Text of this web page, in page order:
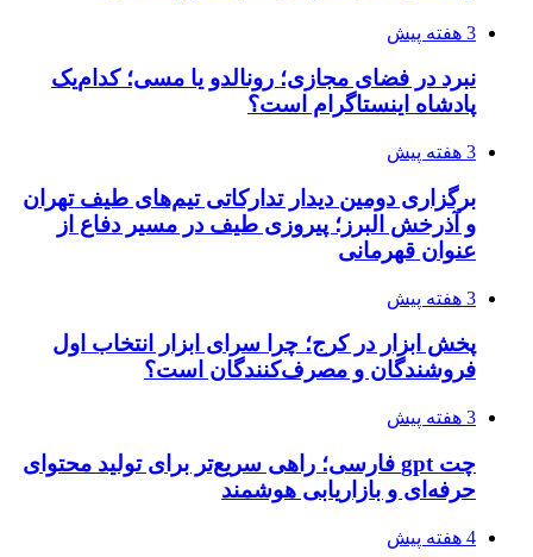
3 هفته پیش
نبرد در فضای مجازی؛ رونالدو یا مسی؛ کدام‌یک
پادشاه اینستاگرام است؟
3 هفته پیش
برگزاری دومین دیدار تدارکاتی تیم‌های طیف تهران
و آذرخش البرز؛ پیروزی طیف در مسیر دفاع از
عنوان قهرمانی
3 هفته پیش
پخش ابزار در کرج؛ چرا سرای ابزار انتخاب اول
فروشندگان و مصرف‌کنندگان است؟
3 هفته پیش
چت gpt فارسی؛ راهی سریع‌تر برای تولید محتوای
حرفه‌ای و بازاریابی هوشمند
4 هفته پیش